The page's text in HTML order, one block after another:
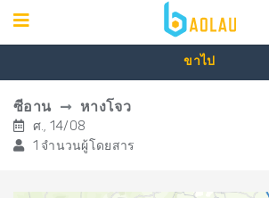
ขาไป
ซีอาน หางโจว
ศ., 14/08
1 จำนวนผู้โดยสาร